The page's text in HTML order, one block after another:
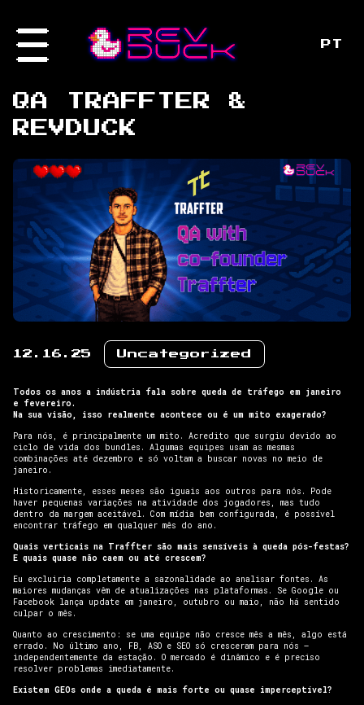
PT
QA TRAFFTER &
REVDUCK
12.16.25 Uncategorized
Todos os anos a indústria fala sobre queda de tráfego em janeiro
e fevereiro.
Na sua visão, isso realmente acontece ou é um mito exagerado?
Para nós, é principalmente um mito. Acredito que surgiu devido ao
ciclo de vida dos bundles. Algumas equipes usam as mesmas
combinações até dezembro e só voltam a buscar novas no meio de
janeiro.
Historicamente, esses meses são iguais aos outros para nós. Pode
haver pequenas variações na atividade dos jogadores, mas tudo
dentro da margem aceitável. Com mídia bem configurada, é possível
encontrar tráfego em qualquer mês do ano.
Quais verticais na Traffter são mais sensíveis à queda pós-festas?
E quais quase não caem ou até crescem?
Eu excluiria completamente a sazonalidade ao analisar fontes. As
maiores mudanças vêm de atualizações nas plataformas. Se Google ou
Facebook lança update em janeiro, outubro ou maio, não há sentido
culpar o mês.
Quanto ao crescimento: se uma equipe não cresce mês a mês, algo está
errado. No último ano, FB, ASO e SEO só cresceram para nós —
independentemente da estação. O mercado é dinâmico e é preciso
resolver problemas imediatamente.
Existem GEOs onde a queda é mais forte ou quase imperceptível?